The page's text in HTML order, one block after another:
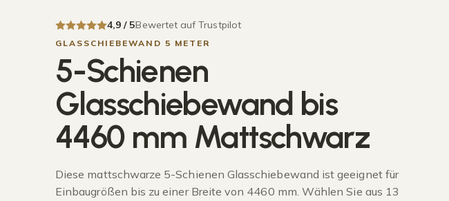
4,9 / 5Bewertet auf Trustpilot
GLASSCHIEBEWAND 5 METER
5-Schienen
Glasschiebewand bis
4460 mm Mattschwarz
Diese mattschwarze 5-Schienen Glasschiebewand ist geeignet für
Einbaugrößen bis zu einer Breite von 4460 mm. Wählen Sie aus 13